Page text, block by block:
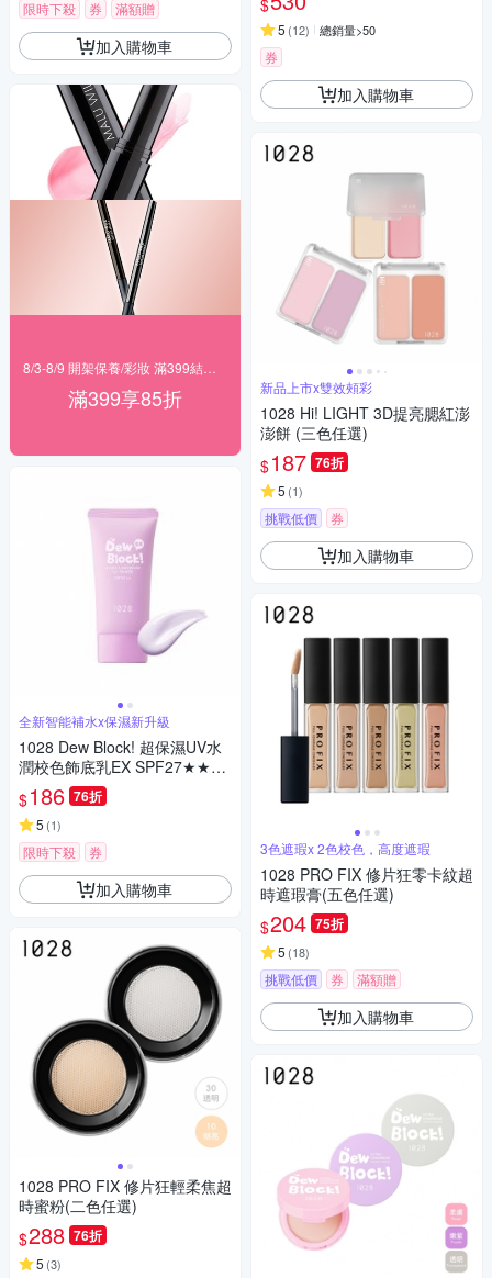
限時下殺 券 滿額贈
加入購物車
滿399享85折
全新智能補水x保濕新升級
1028 Dew Block! 超保濕UV水
潤校色飾底乳EX SPF27★★
（4款任選）
$186 76折
5 (1)
限時下殺 券
加入購物車
1028 PRO FIX 修片狂輕柔焦超
時蜜粉(二色任選)
$288 76折
5 (3)
$
5 (12) 總銷量>50
券
加入購物車
新品上市x雙效頰彩
1028 Hi! LIGHT 3D提亮腮紅澎
澎餅 (三色任選)
$187 76折
5 (1)
挑戰低價 券
加入購物車
3色遮瑕x 2色校色，高度遮瑕
1028 PRO FIX 修片狂零卡紋超
時遮瑕膏(五色任選)
$204 75折
5 (18)
挑戰低價 券 滿額贈
加入購物車